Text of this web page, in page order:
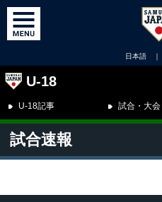
日本語 ｜
U-18
U-18記事 試合・大会
試合速報